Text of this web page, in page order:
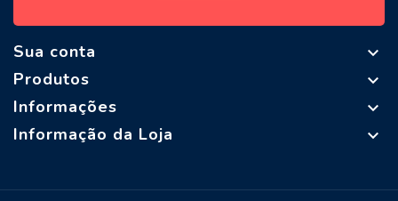
Sua conta

Produtos

Informações

Informação da Loja
